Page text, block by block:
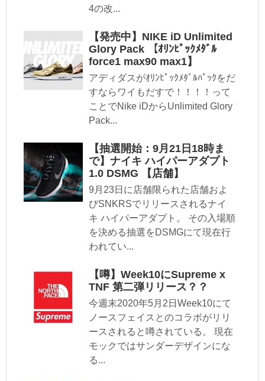
4の改...
【発売中】NIKE iD Unlimited
Glory Pack 【ｵﾘﾝﾋﾟｯｸﾒﾀﾞﾙ
force1 max90 max1】
アディダスがｵﾘﾝﾋﾟｯｸﾒﾀﾞﾙﾊﾟｯｸをだ
すならワイもだすで！！！！って
ことでNike iDからUnlimited Glory
Pack...
【抽選開始：9月21日18時ま
で】ナイキ ハイパーアダプト
1.0 DSMG 【店舗】
9月23日に店舗限られた店舗およ
びSNKRSでリリースされるナイ
キ ハイパーアダプト。 その入場順
を決める抽選をDSMGにて現在行
われてい...
【噂】Week10にSupreme x
TNF 第二弾リリース？？
今週末2020年5月2日Week10にて
ノースフェイスとのコラボがリリ
ースされると噂されている。 現在
モックではサンダーデザインにな
る...